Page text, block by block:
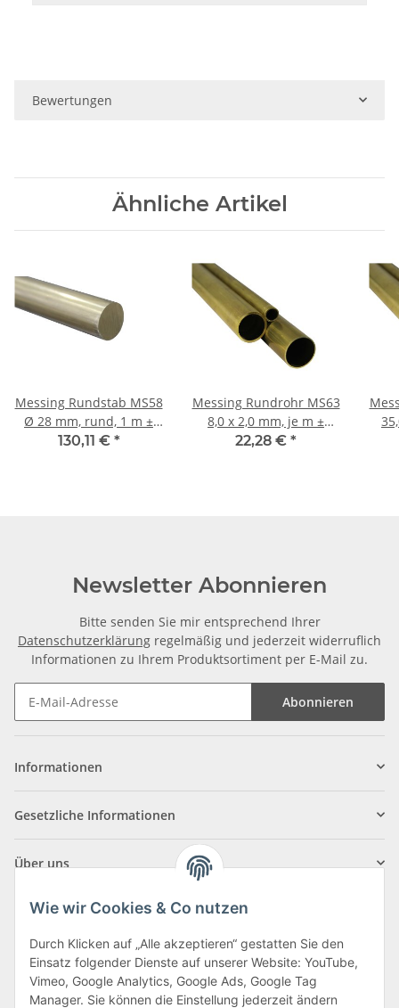
Bewertungen
Ähnliche Artikel
Messing Rundstab MS58
Ø 28 mm, rund, 1 m ±
5mm
130,11 € *
Messing Rundrohr MS63
8,0 x 2,0 mm, je m ±
5mm
22,28 € *
Newsletter Abonnieren
Bitte senden Sie mir entsprechend Ihrer
Datenschutzerklärung regelmäßig und jederzeit widerruflich
Informationen zu Ihrem Produktsortiment per E-Mail zu.
Abonnieren
Informationen
Gesetzliche Informationen
Über uns
Klagenfurter Straße 29
9556 Liebenfels
Wie wir Cookies & Co nutzen
Durch Klicken auf „Alle akzeptieren“ gestatten Sie den
Einsatz folgender Dienste auf unserer Website: YouTube,
Vimeo, Google Analytics, Google Ads, Google Tag
Manager. Sie können die Einstellung jederzeit ändern